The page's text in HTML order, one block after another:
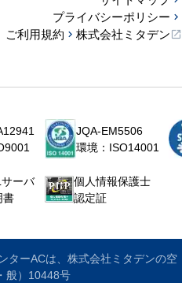
プライバシーポリシー
ご利用規約
株式会社ミタデン
JQA-EM5506
環境：ISO14001
ーバ
書
個人情報保護士
認定証
ターACは、株式会社ミタデンの空
般）10448号